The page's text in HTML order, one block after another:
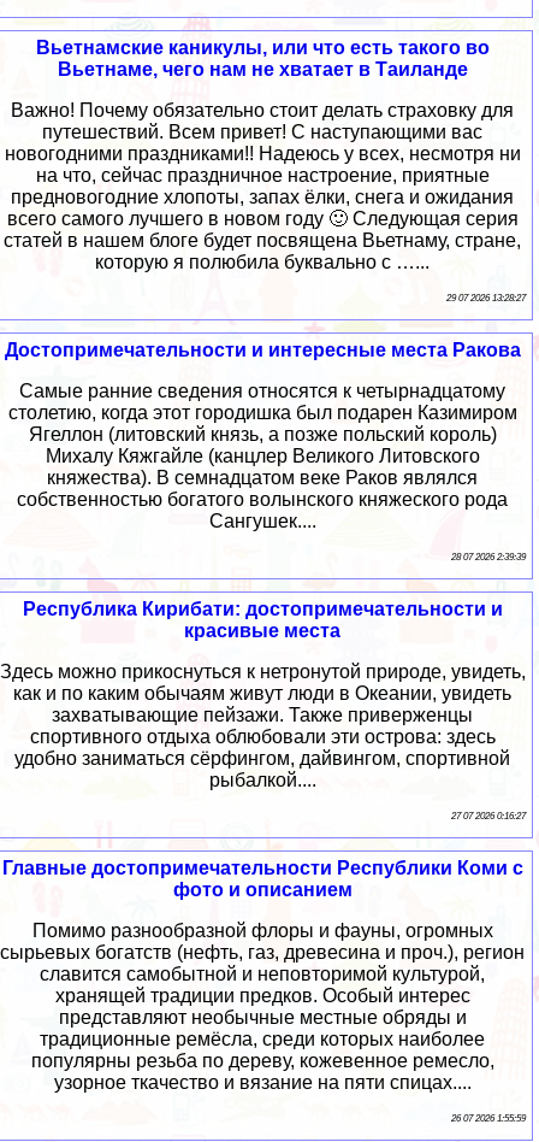
Вьетнамские каникулы, или что есть такого во
Вьетнаме, чего нам не хватает в Таиланде
Важно! Почему обязательно стоит делать страховку для
путешествий. Всем привет! С наступающими вас
новогодними праздниками!! Надеюсь у всех, несмотря ни
на что, сейчас праздничное настроение, приятные
предновогодние хлопоты, запах ёлки, снега и ожидания
всего самого лучшего в новом году 🙂 Следующая серия
статей в нашем блоге будет посвящена Вьетнаму, стране,
которую я полюбила буквально с …...
29 07 2026 13:28:27
Достопримечательности и интересные места Ракова
Самые ранние сведения относятся к четырнадцатому
столетию, когда этот городишка был подарен Казимиром
Ягеллон (литовский князь, а позже польский король)
Михалу Кяжгайле (канцлер Великого Литовского
княжества). В семнадцатом веке Раков являлся
собственностью богатого волынского княжеского рода
Сангушек....
28 07 2026 2:39:39
Республика Кирибати: достопримечательности и
красивые места
Здесь можно прикоснуться к нетронутой природе, увидеть,
как и по каким обычаям живут люди в Океании, увидеть
захватывающие пейзажи. Также приверженцы
спортивного отдыха облюбовали эти острова: здесь
удобно заниматься сёрфингом, дайвингом, спортивной
рыбалкой....
27 07 2026 0:16:27
Главные достопримечательности Республики Коми с
фото и описанием
Помимо разнообразной флоры и фауны, огромных
сырьевых богатств (нефть, газ, древесина и проч.), регион
славится самобытной и неповторимой культурой,
хранящей традиции предков. Особый интерес
представляют необычные местные обряды и
традиционные ремёсла, среди которых наиболее
популярны резьба по дереву, кожевенное ремесло,
узорное ткачество и вязание на пяти спицах....
26 07 2026 1:55:59